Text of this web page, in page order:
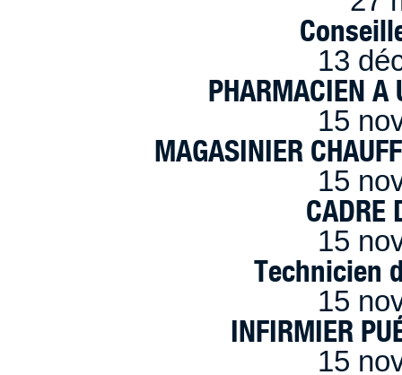
13
PHARMACIEN A
15
MAGASINIER
15
CADRE
15
Technicien
15
INFIRMIER
15